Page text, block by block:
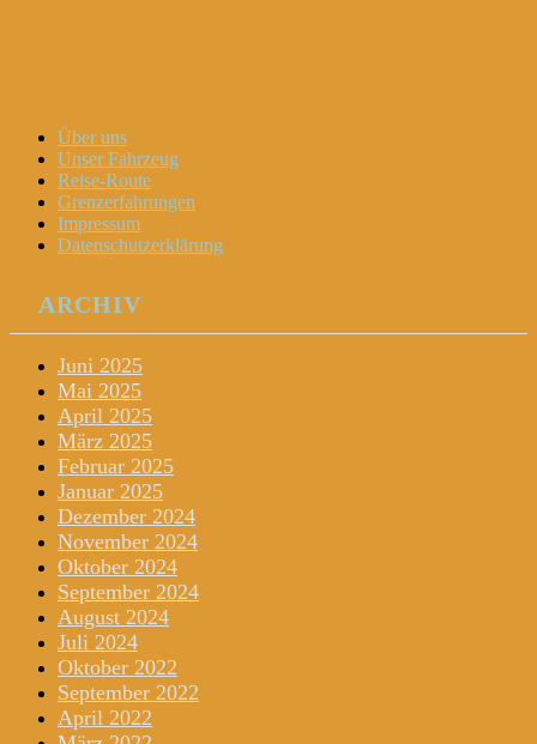
Menu
Widgets
Search
Skip
content
Über uns
Unser Fahrzeug
Reise-Route
Grenzerfahrungen
Impressum
Datenschutzerklärung
ARCHIV
Juni 2025
Mai 2025
April 2025
März 2025
Februar 2025
Januar 2025
Dezember 2024
November 2024
Oktober 2024
September 2024
August 2024
Juli 2024
Oktober 2022
September 2022
April 2022